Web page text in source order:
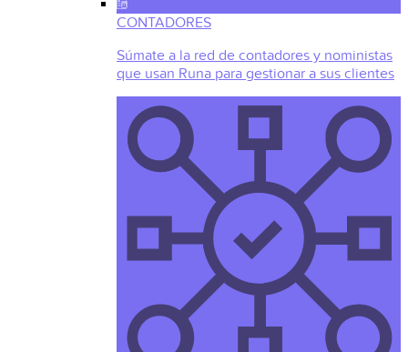
CONTADORES
Súmate a la red de contadores y noministas
que usan Runa para gestionar a sus clientes